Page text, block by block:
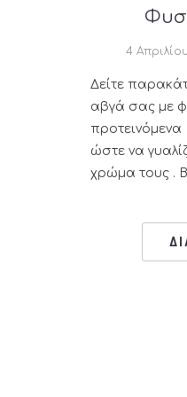
4
Δείτε
αβγά σας με
προτεινόμενα
ώστε να
χρώμα τους .